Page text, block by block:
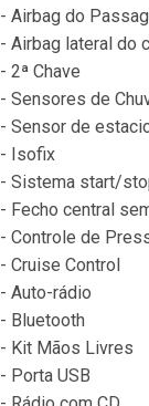
- Airbag do
- Airbag lateral do
- 2ª Chave
- Sensores de
- Sensor de
- Isofix
- Sistema start/
- Fecho central
- Controle de
- Cruise Control
- Auto-rádio
- Bluetooth
- Kit Mãos Livres
- Porta USB